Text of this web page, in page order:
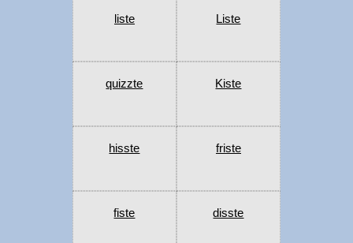
liste Liste
quizzte Kiste
hisste friste
fiste disste